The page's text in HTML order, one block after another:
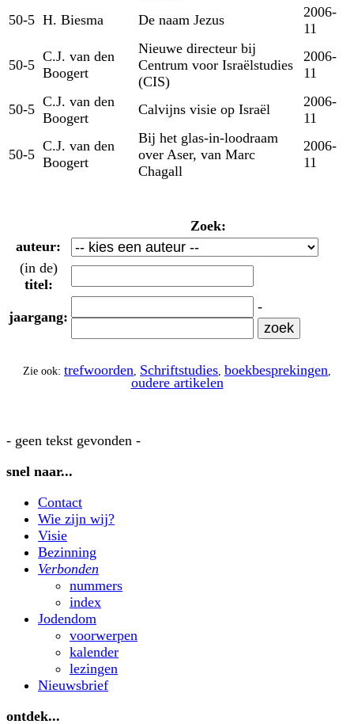
50-5 H. Biesma De naam Jezus
2006-
11
50-5
C.J. van den
Boogert
Nieuwe directeur bij
Centrum voor Israëlstudies
(CIS)
2006-
11
50-5 C.J. van den
Boogert
Calvijns visie op Israël
2006-
11
50-5
C.J. van den
Boogert
Bij het glas-in-loodraam
over Aser, van Marc
Chagall
2006-
11
Zoek:
auteur:
(in de)
titel:
jaargang:
-
Zie ook: trefwoorden, Schriftstudies, boekbesprekingen,
oudere artikelen
- geen tekst gevonden -
snel naar...
Contact
Wie zijn wij?
Visie
Bezinning
Verbonden
nummers
index
Jodendom
voorwerpen
kalender
lezingen
Nieuwsbrief
ontdek...